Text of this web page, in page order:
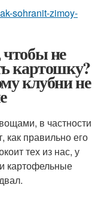
sohranit-zimoy-
не
картошку?
клубни не
в частности
как правильно его
тех из нас, у
картофельные